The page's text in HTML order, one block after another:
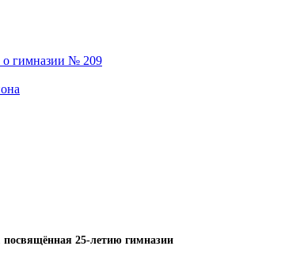
о гимназии № 209
посвящённая 25-летию гимназии